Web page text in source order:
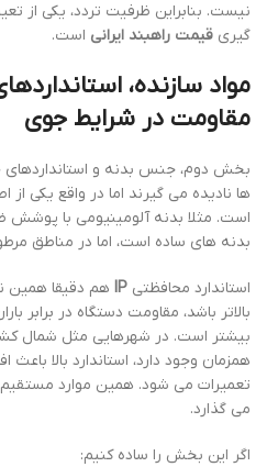
نیست. بنابراین ظرفیت تردد، یکی از
گیری قیمت راهبند ایرانی است.
مقاومت در شرایط جوی
بخش دوم، جنس بدنه و
ها نادیده می گیرند اما در واقع یکی
است. مثلا بدنه آلومینیومی با پوشش
بدنه های ساده است، اما در مناطق
استاندارد محافظتی IP
بالاتر باشد، مقاومت دستگاه در برابر
بیشتر است. در شهرهایی مثل شمال
همزمان وجود دارد، استاندارد بالا
تعمیرات می شود. همین موارد
می گذارد.
اگر این بخش را ساده کنیم: